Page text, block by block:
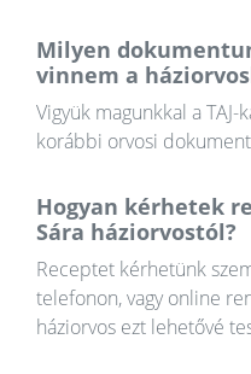
Milyen
vinnem a
Vigyük magunkkal a
korábbi orvosi
Hogyan kérhetek
Sára háziorvostól?
Receptet kérhetünk
telefonon, vagy online
háziorvos ezt lehetővé